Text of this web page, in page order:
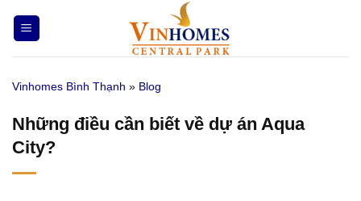
qua
nội
Vinhomes Bình Thạnh » Blog
Những điều cần biết về dự án Aqua
City?